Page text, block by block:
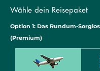
Wähle dein Reisepaket
Option 1: Das Rundum-
(Premium)